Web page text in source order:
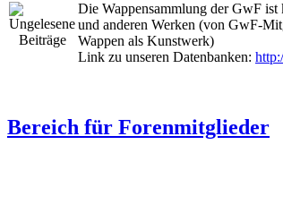
Die Wappensammlung der GwF ist
und anderen Werken (von GwF-
Wappen als Kunstwerk)
Link zu unseren Datenbanken:
Bereich für Forenmitglieder